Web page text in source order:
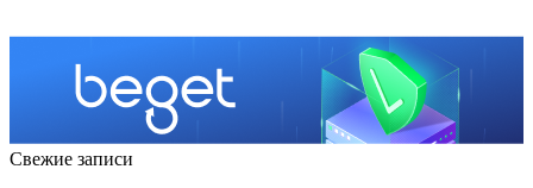
Свежие записи